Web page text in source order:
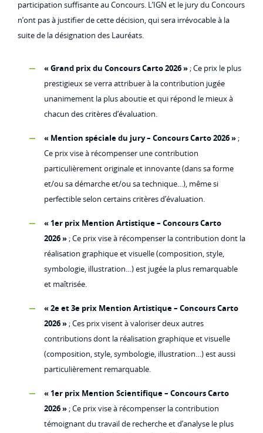
participation suffisante au Concours. L’IGN et le jury du Concours
n’ont pas à justifier de cette décision, qui sera irrévocable à la
suite de la désignation des Lauréats.
« Grand prix du Concours Carto 2026 »; Ce prix le plus
prestigieux se verra attribuer à la contribution jugée
unanimement la plus aboutie et qui répond le mieux à
chacun des critères d’évaluation.
« Mention spéciale du jury – Concours Carto 2026 »;
Ce prix vise à récompenser une contribution
particulièrement originale et innovante (dans sa forme
et/ou sa démarche et/ou sa technique…), même si
perfectible selon certains critères d’évaluation.
« 1er prix Mention Artistique – Concours Carto
2026 »; Ce prix vise à récompenser la contribution dont la
réalisation graphique et visuelle (composition, style,
symbologie, illustration…) est jugée la plus remarquable
et maîtrisée.
« 2e et 3e prix Mention Artistique – Concours Carto
2026 »; Ces prix visent à valoriser deux autres
contributions dont la réalisation graphique et visuelle
(composition, style, symbologie, illustration…) est aussi
particulièrement remarquable.
« 1er prix Mention Scientifique – Concours Carto
2026 »; Ce prix vise à récompenser la contribution
témoignant du travail de recherche et d’analyse le plus